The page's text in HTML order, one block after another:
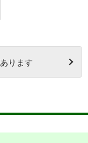
ります